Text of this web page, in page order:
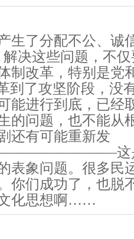
生了分配不公、诚
决这些问题，不
制改革，特别是党
到了攻坚阶段，没
能进行到底，已经
的问题，也不能从
还有可能重新发
这是文
表象问题。很多民
你们成功了，也
化思想啊……